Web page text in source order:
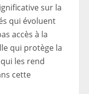
sur la
qui évoluent
accès à la
qui protège la
les rend
cette